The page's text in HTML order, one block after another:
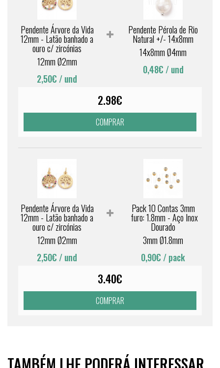
Pendente Árvore da Vida
12mm - Latão banhado a
ouro c/ zircónias
12mm Ø2mm
2,50€ / und
Pendente Pérola de Rio
Natural +/- 14x8mm
14x8mm Ø4mm
0,48€ / und
2.98€
COMPRAR
Pendente Árvore da Vida
12mm - Latão banhado a
ouro c/ zircónias
12mm Ø2mm
2,50€ / und
Pack 10 Contas 3mm
furo: 1.8mm - Aço Inox
Dourado
3mm Ø1.8mm
0,90€ / pack
3.40€
COMPRAR